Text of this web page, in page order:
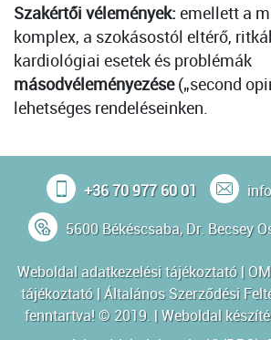
Szakértői vélemények: emellett a
komplex, a szokásostól eltérő,
kardiológiai esetek és problémák
másodvéleményezése(„second
lehetséges rendeléseinken.
+36 70 977 60 01
5600 Békéscsaba, Dr. Becsey
Weboldal adatkezelési tájékoztató|
tájékoztató|Általános Szerződési
fenntartva! © 2019. | Weboldal